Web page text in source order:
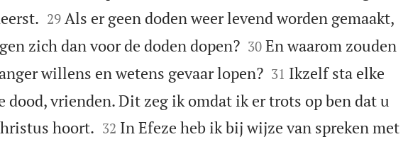

29 Als er geen doden weer levend worden gemaakt,
zich dan voor de doden dopen?
30 En waarom zouden
willens en wetens gevaar lopen?
31 Ikzelf sta elke
dood, vrienden. Dit zeg ik omdat ik er trots op ben dat u
hoort.
32 In Efeze heb ik bij wijze van spreken met